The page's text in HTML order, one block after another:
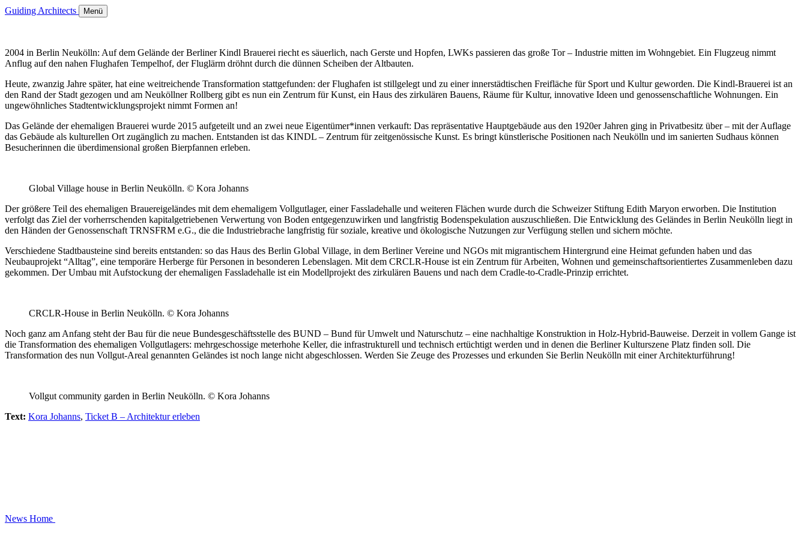
Guiding Architects Menü
2004 in Berlin Neukölln: Auf dem Gelände der Berliner Kindl Brauerei riecht es säuerlich, nach Gerste und Hopfen, LWKs passieren das große Tor – Industrie mitten im Wohngebiet. Ein Flugzeug nimmt
Anflug auf den nahen Flughafen Tempelhof, der Fluglärm dröhnt durch die dünnen Scheiben der Altbauten.
Heute, zwanzig Jahre später, hat eine weitreichende Transformation stattgefunden: der Flughafen ist stillgelegt und zu einer innerstädtischen Freifläche für Sport und Kultur geworden. Die Kindl-Brauerei ist an
den Rand der Stadt gezogen und am Neuköllner Rollberg gibt es nun ein Zentrum für Kunst, ein Haus des zirkulären Bauens, Räume für Kultur, innovative Ideen und genossenschaftliche Wohnungen. Ein
ungewöhnliches Stadtentwicklungsprojekt nimmt Formen an!
Das Gelände der ehemaligen Brauerei wurde 2015 aufgeteilt und an zwei neue Eigentümer*innen verkauft: Das repräsentative Hauptgebäude aus den 1920er Jahren ging in Privatbesitz über – mit der Auflage
das Gebäude als kulturellen Ort zugänglich zu machen. Entstanden ist das KINDL – Zentrum für zeitgenössische Kunst. Es bringt künstlerische Positionen nach Neukölln und im sanierten Sudhaus können
Besucherinnen die überdimensional großen Bierpfannen erleben.
Global Village house in Berlin Neukölln. © Kora Johanns
Der größere Teil des ehemaligen Brauereigeländes mit dem ehemaligem Vollgutlager, einer Fassladehalle und weiteren Flächen wurde durch die Schweizer Stiftung Edith Maryon erworben. Die Institution
verfolgt das Ziel der vorherrschenden kapitalgetriebenen Verwertung von Boden entgegenzuwirken und langfristig Bodenspekulation auszuschließen. Die Entwicklung des Geländes in Berlin Neukölln liegt in
den Händen der Genossenschaft TRNSFRM e.G., die die Industriebrache langfristig für soziale, kreative und ökologische Nutzungen zur Verfügung stellen und sichern möchte.
Verschiedene Stadtbausteine sind bereits entstanden: so das Haus des Berlin Global Village, in dem Berliner Vereine und NGOs mit migrantischem Hintergrund eine Heimat gefunden haben und das
Neubauprojekt “Alltag”, eine temporäre Herberge für Personen in besonderen Lebenslagen. Mit dem CRCLR-House ist ein Zentrum für Arbeiten, Wohnen und gemeinschaftsorientiertes Zusammenleben dazu
gekommen. Der Umbau mit Aufstockung der ehemaligen Fassladehalle ist ein Modellprojekt des zirkulären Bauens und nach dem Cradle-to-Cradle-Prinzip errichtet.
CRCLR-House in Berlin Neukölln. © Kora Johanns
Noch ganz am Anfang steht der Bau für die neue Bundesgeschäftsstelle des BUND – Bund für Umwelt und Naturschutz – eine nachhaltige Konstruktion in Holz-Hybrid-Bauweise. Derzeit in vollem Gange ist
die Transformation des ehemaligen Vollgutlagers: mehrgeschossige meterhohe Keller, die infrastrukturell und technisch ertüchtigt werden und in denen die Berliner Kulturszene Platz finden soll. Die
Transformation des nun Vollgut-Areal genannten Geländes ist noch lange nicht abgeschlossen. Werden Sie Zeuge des Prozesses und erkunden Sie Berlin Neukölln mit einer Architekturführung!
Vollgut community garden in Berlin Neukölln. © Kora Johanns
Text: Kora Johanns, Ticket B – Architektur erleben
News Home